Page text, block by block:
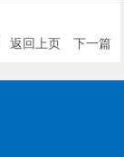
返回上页 下一篇